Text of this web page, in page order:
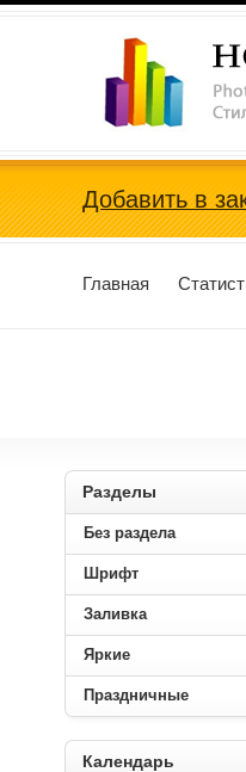
Photoshop
Добавить в
Главная
Разделы
Без раздела
Шрифт
Заливка
Яркие
Праздничные
Календарь